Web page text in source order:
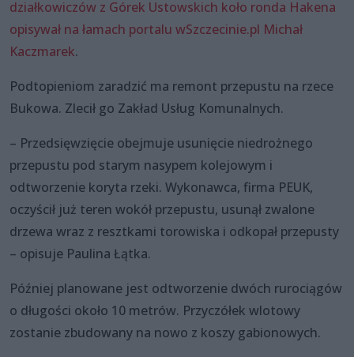
działkowiczów z Górek Ustowskich koło ronda Hakena
opisywał na łamach portalu wSzczecinie.pl Michał
Kaczmarek.
Podtopieniom zaradzić ma remont przepustu na rzece
Bukowa. Zlecił go Zakład Usług Komunalnych.
– Przedsięwzięcie obejmuje usunięcie niedrożnego
przepustu pod starym nasypem kolejowym i
odtworzenie koryta rzeki. Wykonawca, firma PEUK,
oczyścił już teren wokół przepustu, usunął zwalone
drzewa wraz z resztkami torowiska i odkopał przepusty
– opisuje Paulina Łątka.
Później planowane jest odtworzenie dwóch rurociągów
o długości około 10 metrów. Przyczółek wlotowy
zostanie zbudowany na nowo z koszy gabionowych.